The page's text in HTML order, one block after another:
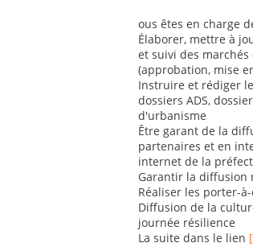
ous êtes en charge
Élaborer, mettre à
et suivi des
(approbation, mise
Instruire et rédiger
dossiers ADS,
d'urbanisme
Être garant de la
partenaires et en
internet de la
Garantir la diffusion
Réaliser les porter-
Diffusion de la
journée résilience
La suite dans le lien